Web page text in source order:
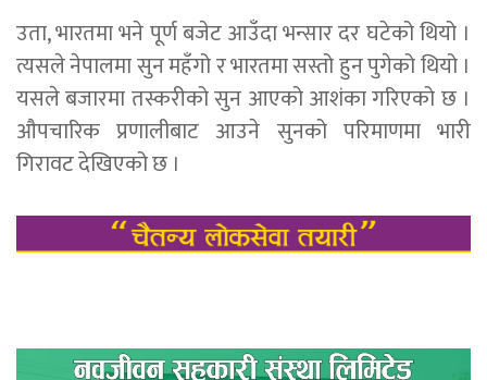
उता, भारतमा भने पूर्ण बजेट आउँदा भन्सार दर घटेको थियो ।
त्यसले नेपालमा सुन महँगो र भारतमा सस्तो हुन पुगेको थियो ।
यसले बजारमा तस्करीको सुन आएको आशंका गरिएको छ ।
औपचारिक प्रणालीबाट आउने सुनको परिमाणमा भारी
गिरावट देखिएको छ ।